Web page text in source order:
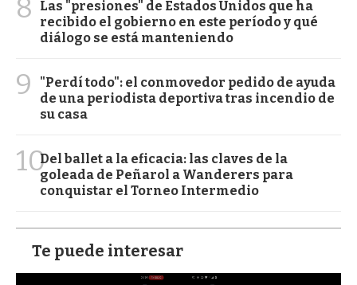
8
Las "presiones" de Estados Unidos que ha
recibido el gobierno en este período y qué
diálogo se está manteniendo
9
"Perdí todo": el conmovedor pedido de ayuda
de una periodista deportiva tras incendio de
su casa
10Del ballet a la eficacia: las claves de la
goleada de Peñarol a Wanderers para
conquistar el Torneo Intermedio
Te puede interesar